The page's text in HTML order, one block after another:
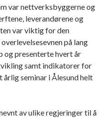
var nettverksbyggerne og
leverandørene og
var viktig for den
på lang
og presenterte hvert år
samt indikatorer for
årlig seminar i Ålesund helt
av ulike regjeringer til å